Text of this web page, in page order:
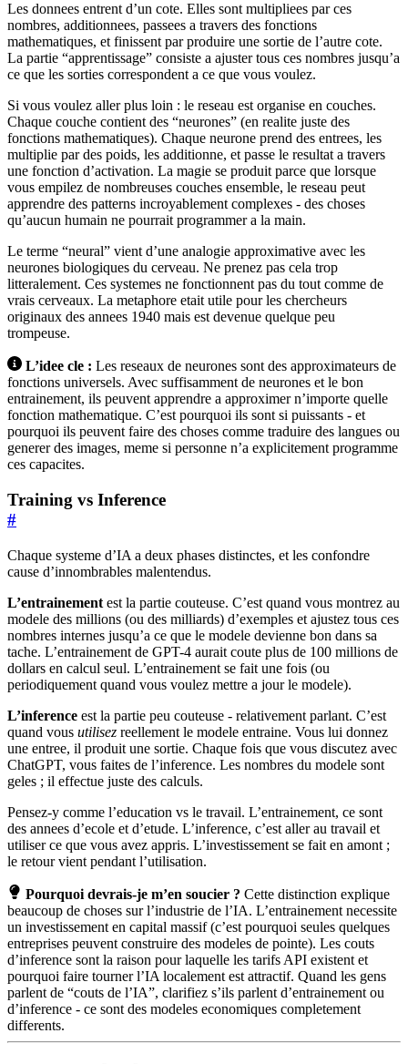
Les donnees entrent d’un cote. Elles sont multipliees par ces
nombres, additionnees, passees a travers des fonctions
mathematiques, et finissent par produire une sortie de l’autre cote.
La partie “apprentissage” consiste a ajuster tous ces nombres jusqu’a
ce que les sorties correspondent a ce que vous voulez.
Si vous voulez aller plus loin : le reseau est organise en couches.
Chaque couche contient des “neurones” (en realite juste des
fonctions mathematiques). Chaque neurone prend des entrees, les
multiplie par des poids, les additionne, et passe le resultat a travers
une fonction d’activation. La magie se produit parce que lorsque
vous empilez de nombreuses couches ensemble, le reseau peut
apprendre des patterns incroyablement complexes - des choses
qu’aucun humain ne pourrait programmer a la main.
Le terme “neural” vient d’une analogie approximative avec les
neurones biologiques du cerveau. Ne prenez pas cela trop
litteralement. Ces systemes ne fonctionnent pas du tout comme de
vrais cerveaux. La metaphore etait utile pour les chercheurs
originaux des annees 1940 mais est devenue quelque peu
trompeuse.
L’idee cle : Les reseaux de neurones sont des approximateurs de
fonctions universels. Avec suffisamment de neurones et le bon
entrainement, ils peuvent apprendre a approximer n’importe quelle
fonction mathematique. C’est pourquoi ils sont si puissants - et
pourquoi ils peuvent faire des choses comme traduire des langues ou
generer des images, meme si personne n’a explicitement programme
ces capacites.
Training vs Inference
#
Chaque systeme d’IA a deux phases distinctes, et les confondre
cause d’innombrables malentendus.
L’entrainement est la partie couteuse. C’est quand vous montrez au
modele des millions (ou des milliards) d’exemples et ajustez tous ces
nombres internes jusqu’a ce que le modele devienne bon dans sa
tache. L’entrainement de GPT-4 aurait coute plus de 100 millions de
dollars en calcul seul. L’entrainement se fait une fois (ou
periodiquement quand vous voulez mettre a jour le modele).
L’inference est la partie peu couteuse - relativement parlant. C’est
quand vous utilisez reellement le modele entraine. Vous lui donnez
une entree, il produit une sortie. Chaque fois que vous discutez avec
ChatGPT, vous faites de l’inference. Les nombres du modele sont
geles ; il effectue juste des calculs.
Pensez-y comme l’education vs le travail. L’entrainement, ce sont
des annees d’ecole et d’etude. L’inference, c’est aller au travail et
utiliser ce que vous avez appris. L’investissement se fait en amont ;
le retour vient pendant l’utilisation.
Pourquoi devrais-je m’en soucier ? Cette distinction explique
beaucoup de choses sur l’industrie de l’IA. L’entrainement necessite
un investissement en capital massif (c’est pourquoi seules quelques
entreprises peuvent construire des modeles de pointe). Les couts
d’inference sont la raison pour laquelle les tarifs API existent et
pourquoi faire tourner l’IA localement est attractif. Quand les gens
parlent de “couts de l’IA”, clarifiez s’ils parlent d’entrainement ou
d’inference - ce sont des modeles economiques completement
differents.